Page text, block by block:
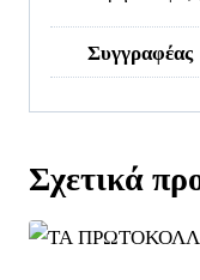
Συγγραφέας
Σχετικά